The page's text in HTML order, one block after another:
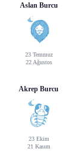
Aslan Burcu
23 Temmuz
22 Ağustos
Akrep Burcu
23 Ekim
21 Kasım